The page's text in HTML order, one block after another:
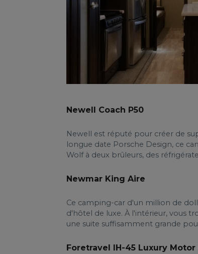
Newell Coach P50
Newell est réputé pour créer de
longue date Porsche Design, ce
Wolf à deux brûleurs, des
Newmar King Aire
Ce camping-car d'un million de
d'hôtel de luxe. À l'intérieur, vous
une suite suffisamment grande
Foretravel IH-45 Luxury Motor